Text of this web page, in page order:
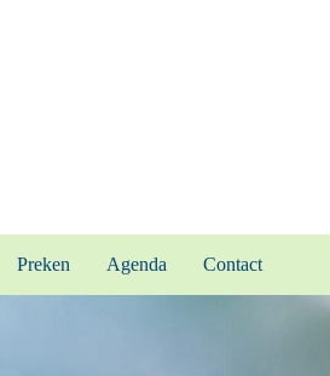
Preken Agenda Contact